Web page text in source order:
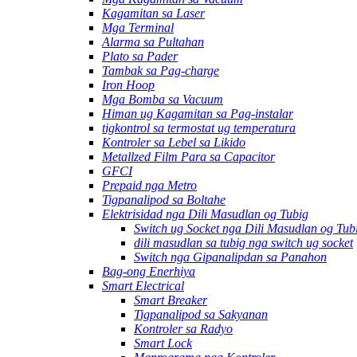
Kagamitan sa Laser
Mga Terminal
Alarma sa Pultahan
Plato sa Pader
Tambak sa Pag-charge
Iron Hoop
Mga Bomba sa Vacuum
Himan ug Kagamitan sa Pag-instalar
tigkontrol sa termostat ug temperatura
Kontroler sa Lebel sa Likido
Metallzed Film Para sa Capacitor
GFCI
Prepaid nga Metro
Tigpanalipod sa Boltahe
Elektrisidad nga Dili Masudlan og Tubig
Switch ug Socket nga Dili Masudlan og
dili masudlan sa tubig nga switch ug socket
Switch nga Gipanalipdan sa Panahon
Bag-ong Enerhiya
Smart Electrical
Smart Breaker
Tigpanalipod sa Sakyanan
Kontroler sa Radyo
Smart Lock